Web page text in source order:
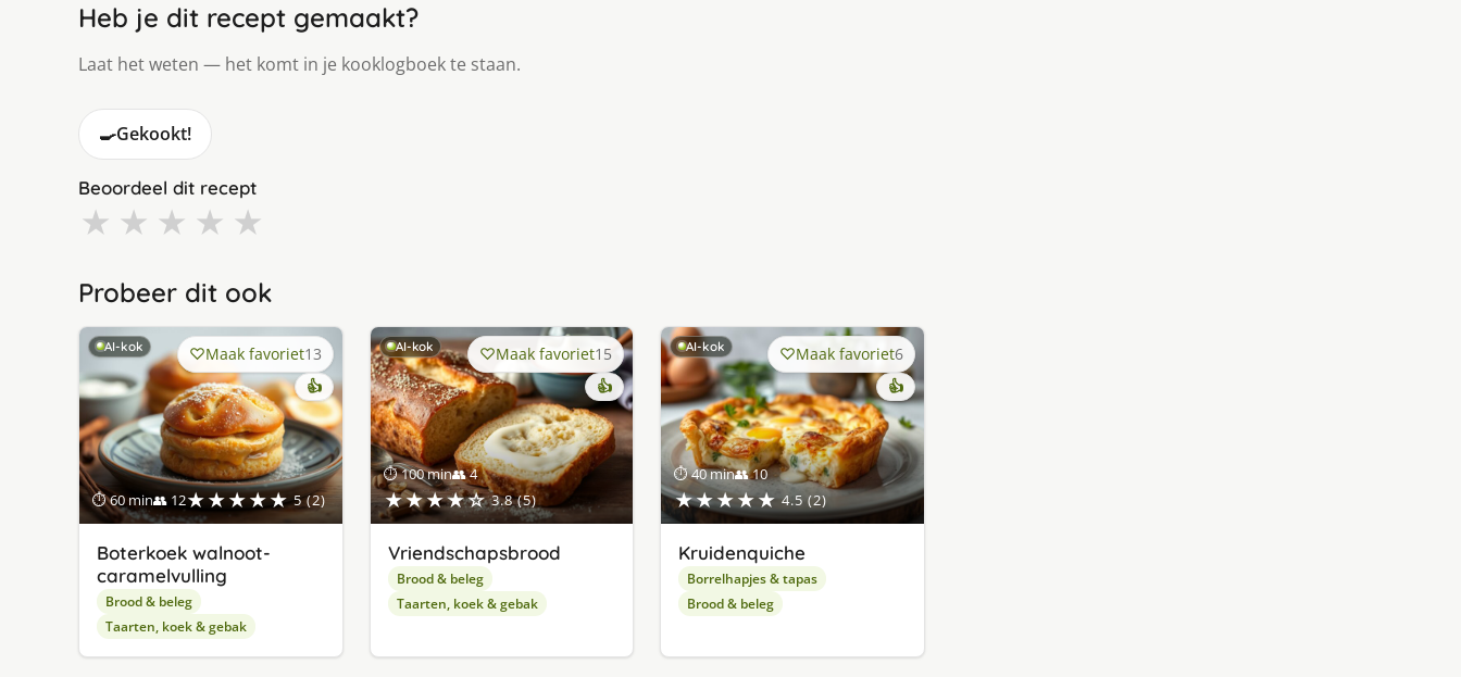
Heb je dit recept gemaakt?
Laat het weten — het komt in je kooklogboek te staan.
🍳Gekookt!
Beoordeel dit recept
★ ★ ★ ★ ★
Probeer dit ook
AI-kok
⏱ 60 min👥 12★★★★★ 5 (2)
Maak favoriet13
👍
Boterkoek walnoot-
caramelvulling
Brood & beleg
Taarten, koek & gebak
AI-kok
⏱ 100 min👥 4
★★★★☆ 3.8 (5)
Maak favoriet15
👍
Vriendschapsbrood
Brood & beleg
Taarten, koek & gebak
AI-kok
⏱ 40 min👥 10
★★★★★ 4.5 (2)
Maak favoriet6
👍
Kruidenquiche
Borrelhapjes & tapas
Brood & beleg